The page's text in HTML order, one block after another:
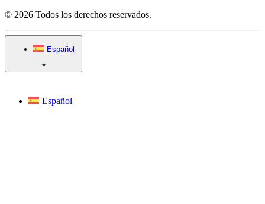
© 2026 Todos los derechos reservados.
Español
Español